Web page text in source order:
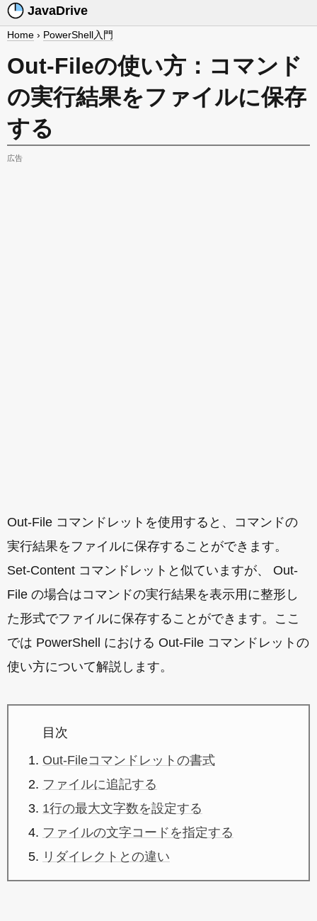
JavaDrive
Home › PowerShell入門
Out-Fileの使い方：コマンド
の実行結果をファイルに保存
する
広告
Out-File コマンドレットを使用すると、コマンドの
実行結果をファイルに保存することができます。
Set-Content コマンドレットと似ていますが、 Out-
File の場合はコマンドの実行結果を表示用に整形し
た形式でファイルに保存することができます。ここ
では PowerShell における Out-File コマンドレットの
使い方について解説します。
目次
Out-Fileコマンドレットの書式
ファイルに追記する
1行の最大文字数を設定する
ファイルの文字コードを指定する
リダイレクトとの違い